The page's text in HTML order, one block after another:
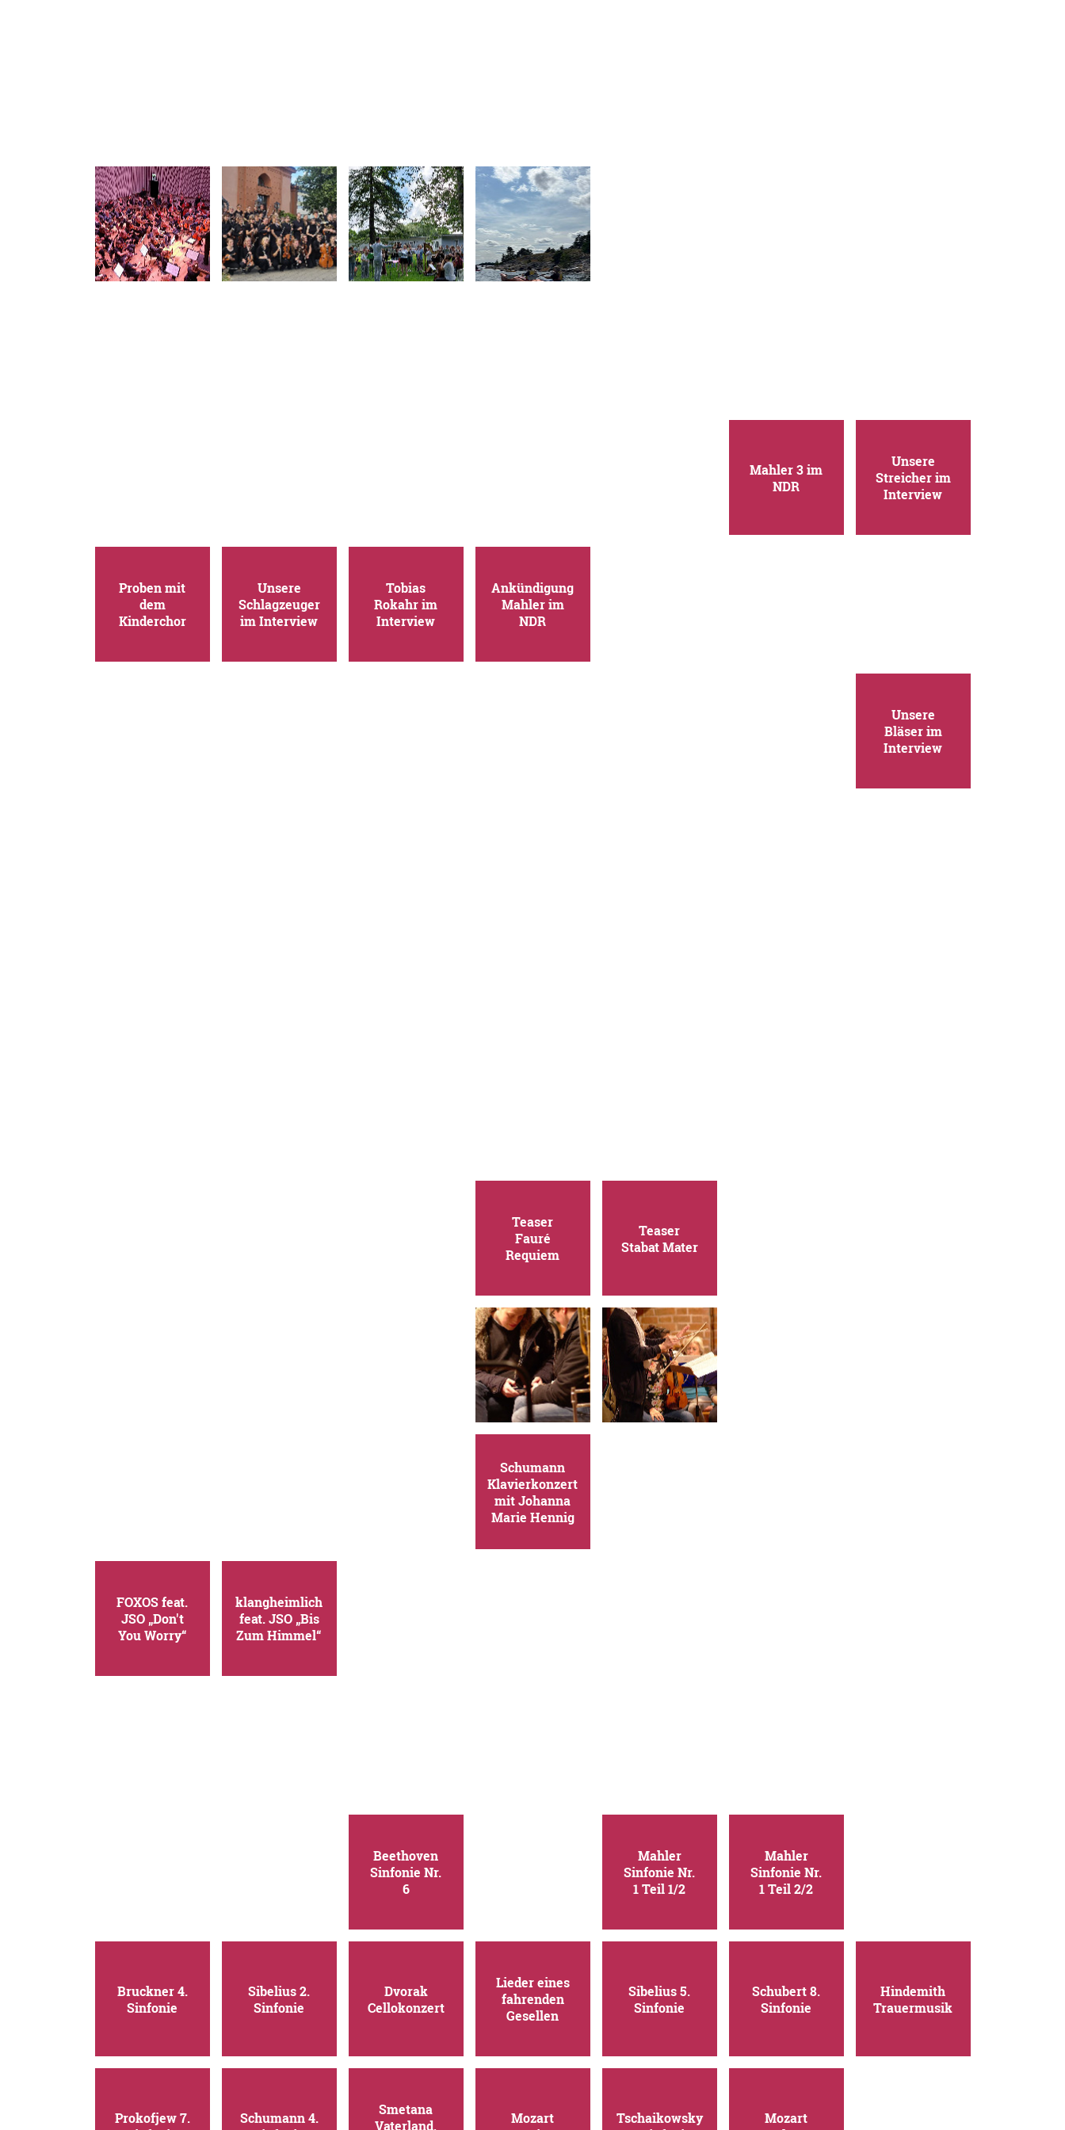
Mahler 3 im
NDR
Unsere
Streicher im
Interview
Proben mit
dem
Kinderchor
Unsere
Schlagzeuger
im Interview
Tobias
Rokahr im
Interview
Ankündigung
Mahler im
NDR
Unsere
Bläser im
Interview
Teaser
Fauré
Requiem
Teaser
Stabat Mater
Schumann
Klavierkonzert
mit Johanna
Marie Hennig
FOXOS feat.
JSO „Don't
You Worry“
klangheimlich
feat. JSO „Bis
Zum Himmel“
Beethoven
Sinfonie Nr.
6
Mahler
Sinfonie Nr.
1 Teil 1/2
Mahler
Sinfonie Nr.
1 Teil 2/2
Bruckner 4.
Sinfonie
Sibelius 2.
Sinfonie
Dvorak
Cellokonzert
Lieder eines
fahrenden
Gesellen
Sibelius 5.
Sinfonie
Schubert 8.
Sinfonie
Hindemith
Trauermusik
Prokofjew 7.
Schumann 4.
Smetana
Vaterland,
Mozart
Tschaikowsky
Mozart